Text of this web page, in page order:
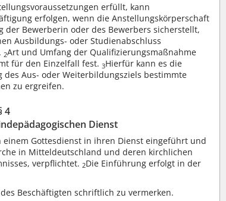
erfüllt, kann
erfolgen, wenn die Anstellungskörperschaft
Bewerberin oder des Bewerbers sicherstellt,
Ausbildungs- oder Studienabschluss
2Art und Umfang der Qualifizierungsmaßnahme
für den Einzelfall fest.3Hierfür kann es die
Aus- oder Weiterbildungsziels bestimmte
zu ergreifen.
4
Dienst
Gottesdienst in ihren Dienst eingeführt und
in Mitteldeutschland und deren kirchlichen
verpflichtet. 2Die Einführung erfolgt in der
Beschäftigten schriftlich zu vermerken.